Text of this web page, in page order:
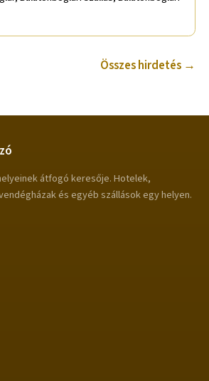
Összes hirdetés →
átfogó keresője. Hotelek,
és egyéb szállások egy helyen.